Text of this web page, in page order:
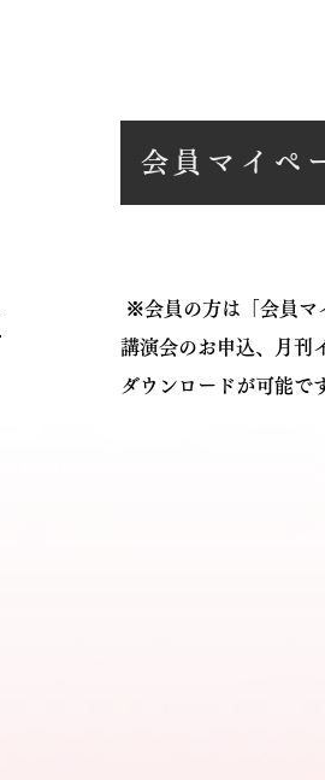
会員マイペ
※会員の方は「会員マ
講演会のお申込、月刊
ダウンロードが可能で